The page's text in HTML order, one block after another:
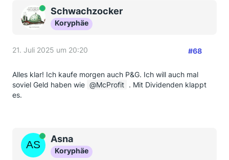
OnlineSchwachzocker
Koryphäe
21. Juli 2025 um 20:20 #68
Alles klar! Ich kaufe morgen auch P&G. Ich will auch mal
soviel Geld haben wie
McProfit . Mit Dividenden klappt
es.
Online Asna
Koryphäe